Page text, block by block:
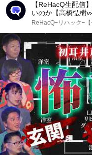
【ReHacQ生配信
いのか【高橋弘樹
ReHacQ−リハック−【